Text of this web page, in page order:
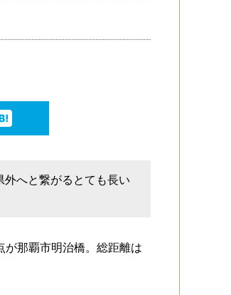
へと繋がるとても長い
が那覇市明治橋。総距離は